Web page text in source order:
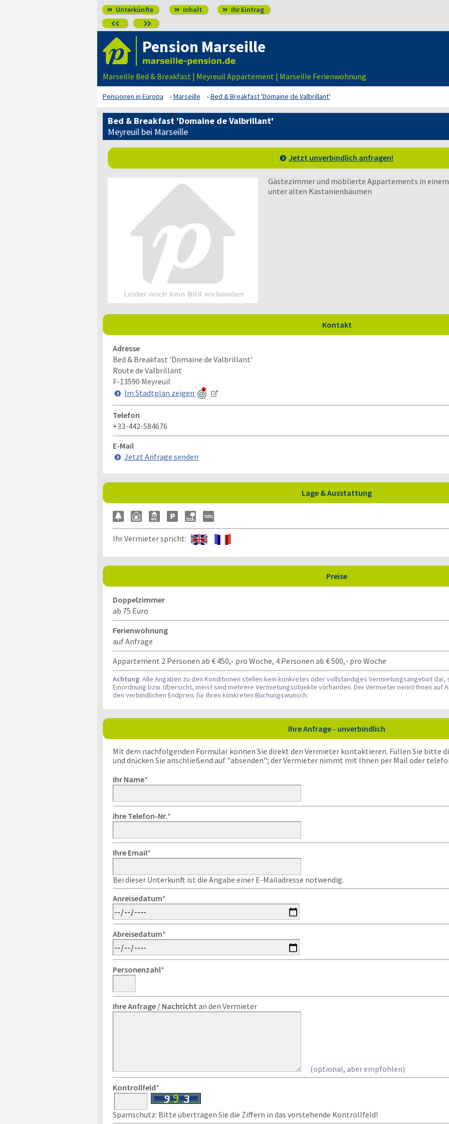
 Unterkünfte  Inhalt  Ihr Eintrag
 
Pension Marseille
Marseille Bed & Breakfast | Meyreuil Appartement | Marseille Ferienwohnung
Pensionen in Europa Marseille Bed & Breakfast 'Domaine de Valbrillant'
Bed & Breakfast 'Domaine de Valbrillant'
Meyreuil bei Marseille
Jetzt unverbindlich anfragen!
Gästezimmer und möblierte Appartements in
unter alten Kastanienbäumen
Kontakt
Adresse
Bed & Breakfast 'Domaine de Valbrillant'
Route de Valbrillant
F-13590 Meyreuil
Im Stadtplan zeigen
Telefon
+33-442-584676
E-Mail
Jetzt Anfrage senden
Lage & Ausstattung
Ihr Vermieter spricht:
Preise
Doppelzimmer
ab 75 Euro
Ferienwohnung
auf Anfrage
Appartement 2 Personen ab € 450,- pro Woche, 4 Personen ab € 500,- pro Woche
Achtung: Alle Angaben zu den Konditionen stellen kein konkretes oder vollständiges Vermietungsangebot
Einordnung bzw. Übersicht, meist sind mehrere Vermietungsobjekte vorhanden. Der Vermieter nennt Ihnen auf
den verbindlichen Endpreis für Ihren konkreten Buchungswunsch.
Ihre Anfrage - unverbindlich
Mit dem nachfolgenden Formular können Sie direkt den Vermieter kontaktieren. Füllen Sie bitte
und drücken Sie anschließend auf "absenden"; der Vermieter nimmt mit Ihnen per Mail oder
Ihr Name*
Ihre Telefon-Nr.*
Ihre Email*
Bei dieser Unterkunft ist die Angabe einer E-Mailadresse notwendig.
Anreisedatum*
Abreisedatum*
Personenzahl*
Ihre Anfrage / Nachricht an den Vermieter
(optional, aber empfohlen)
Kontrollfeld*
Spamschutz: Bitte übertragen Sie die Ziffern in das vorstehende Kontrollfeld!